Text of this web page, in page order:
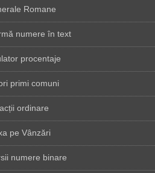
Romane
numere în text
procentaje
primi comuni
ordinare
pe Vânzări
numere binare